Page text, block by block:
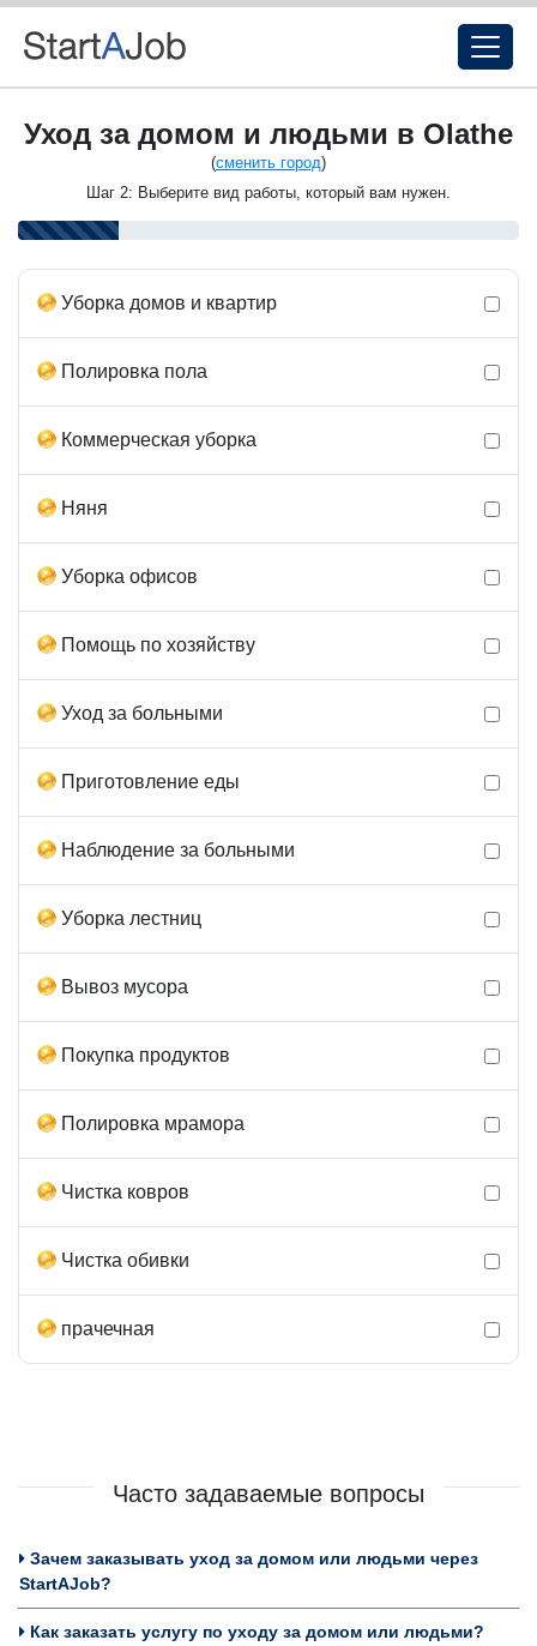
Уход за домом и людьми в Olathe
(сменить город)
Шаг 2: Выберите вид работы, который вам нужен.
Уборка домов и квартир
Полировка пола
Коммерческая уборка
Няня
Уборка офисов
Помощь по хозяйству
Уход за больными
Приготовление еды
Наблюдение за больными
Уборка лестниц
Вывоз мусора
Покупка продуктов
Полировка мрамора
Чистка ковров
Чистка обивки
прачечная
Часто задаваемые вопросы
Зачем заказывать уход за домом или людьми через
StartAJob?
Как заказать услугу по уходу за домом или людьми?